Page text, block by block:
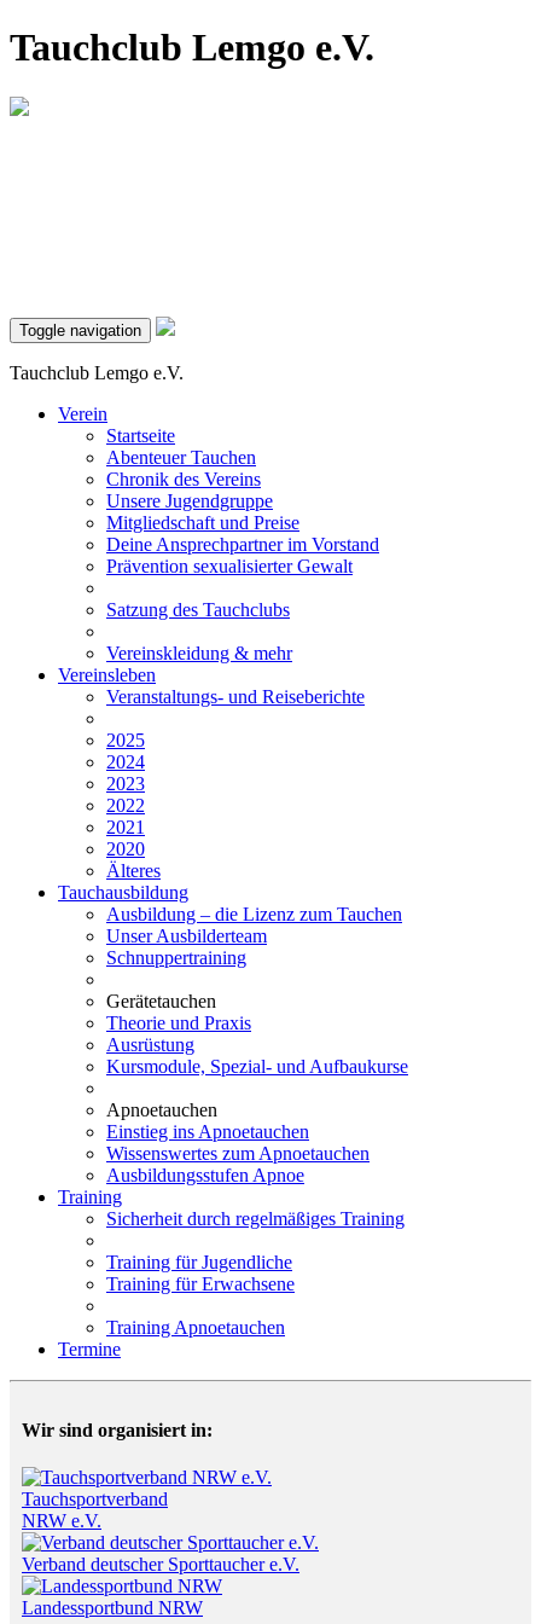
Tauchclub Lemgo e.V.
Toggle navigation
Tauchclub Lemgo e.V.
Verein
Startseite
Abenteuer Tauchen
Chronik des Vereins
Unsere Jugendgruppe
Mitgliedschaft und Preise
Deine Ansprechpartner im Vorstand
Prävention sexualisierter Gewalt
Satzung des Tauchclubs
Vereinskleidung & mehr
Vereinsleben
Veranstaltungs- und Reiseberichte
2025
2024
2023
2022
2021
2020
Älteres
Tauchausbildung
Ausbildung – die Lizenz zum Tauchen
Unser Ausbilderteam
Schnuppertraining
Gerätetauchen
Theorie und Praxis
Ausrüstung
Kursmodule, Spezial- und Aufbaukurse
Apnoetauchen
Einstieg ins Apnoetauchen
Wissenswertes zum Apnoetauchen
Ausbildungsstufen Apnoe
Training
Sicherheit durch regelmäßiges Training
Training für Jugendliche
Training für Erwachsene
Training Apnoetauchen
Termine
Wir sind organisiert in:
Tauchsportverband
NRW e.V.
Verband deutscher Sporttaucher e.V.
Landessportbund NRW